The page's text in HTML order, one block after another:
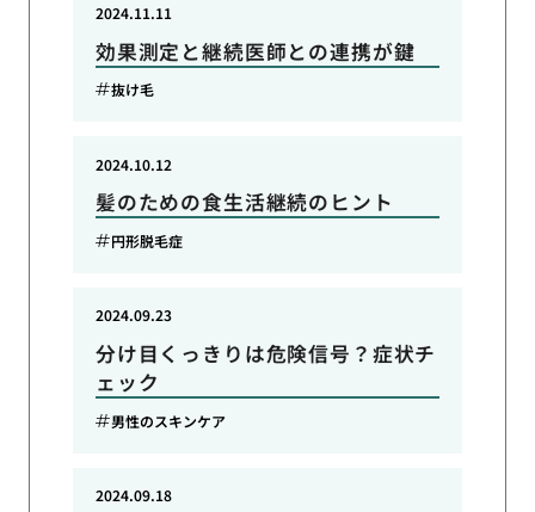
効果測定と継続医師との連携が鍵
2024.11.11
抜け毛
髪のための食生活継続のヒント
2024.10.12
円形脱毛症
分け目くっきりは危険信号？症状チ
ェック
2024.09.23
男性のスキンケア
2024.09.18